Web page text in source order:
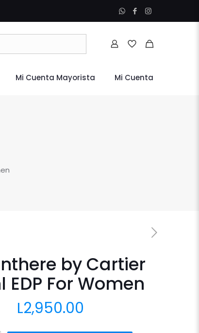
Mi Cuenta Mayorista Mi Cuenta
by Cartier
EDP For Women
L2,950.00